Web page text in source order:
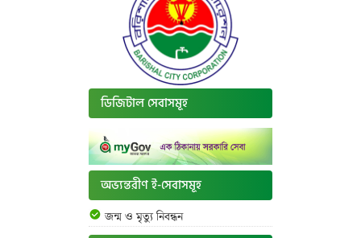
ডিজিটাল সেবাসমূহ
অভ্যন্তরীণ ই-সেবাসমূহ
জন্ম ও মৃত্যু নিবন্ধন